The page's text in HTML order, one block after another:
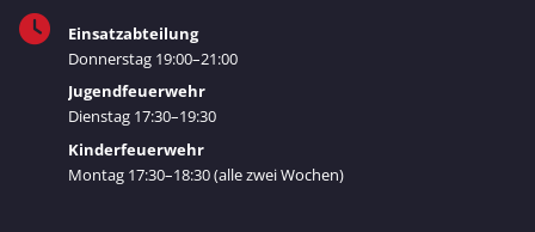
Einsatzabteilung
Donnerstag 19:00–21:00
Jugendfeuerwehr
Dienstag 17:30–19:30
Kinderfeuerwehr
Montag 17:30–18:30 (alle zwei Wochen)